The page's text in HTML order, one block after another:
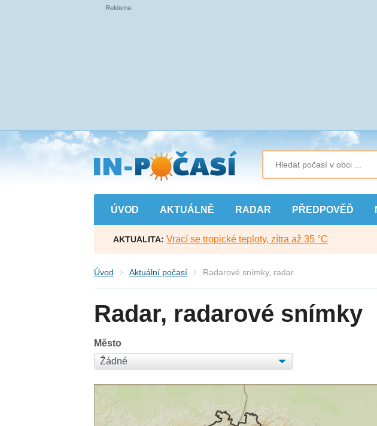
Přejít
na
hlavní
obsah
ÚVOD AKTUÁLNĚ RADAR PŘEDPOVĚĎ
AKTUALITA: Vrací se tropické teploty, zítra až 35 °C
Úvod Aktuální počasí Radarové snímky, radar
Radar, radarové snímky
Město